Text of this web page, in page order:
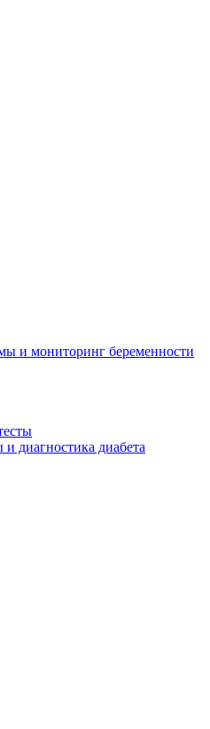
и мониторинг беременности
диагностика диабета